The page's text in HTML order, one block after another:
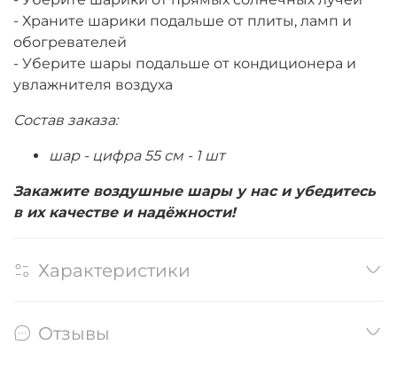
- Храните шарики подальше от плиты, ламп и
обогревателей
- Уберите шары подальше от кондиционера и
увлажнителя воздуха
Состав заказа:
шар - цифра 55 см - 1 шт
Закажите воздушные шары у нас и убедитесь
в их качестве и надёжности!
Характеристики
Отзывы